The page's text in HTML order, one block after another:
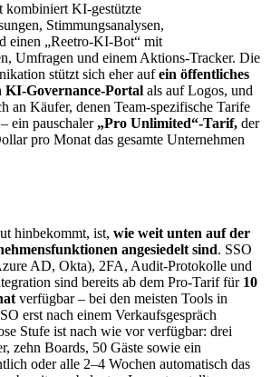
kombiniert KI-gestützte
Stimmungsanalysen,
einen „Reetro-KI-Bot“ mit
Umfragen und einem Aktions-Tracker. Die
stützt sich eher aufein öffentliches
KI-Governance-Portal als auf Logos, und
an Käufer, denen Team-spezifische Tarife
ein pauschaler „Pro Unlimited“-Tarif, der
pro Monat das gesamte Unternehmen
hinbekommt, ist, wie weit unten auf der
angesiedelt sind. SSO
AD, Okta), 2FA, Audit-Protokolle und
sind bereits ab dem Pro-Tarif für 10
verfügbar – bei den meisten Tools in
erst nach einem Verkaufsgespräch
Stufe ist nach wie vor verfügbar: drei
zehn Boards, 50 Gäste sowie ein
oder alle 2–4 Wochen automatisch das